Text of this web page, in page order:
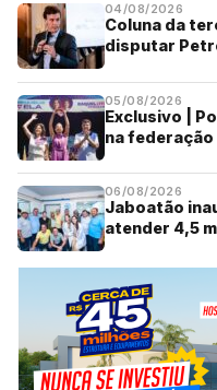
04/08/2026
Coluna da
disputar
05/08/2026
Exclusivo |
na federação
06/08/2026
Jaboatão
atender 4,5